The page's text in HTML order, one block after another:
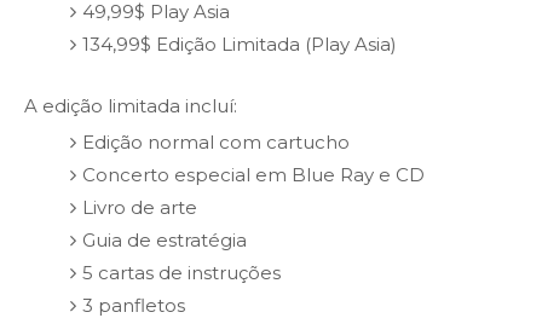
49,99$ Play Asia
134,99$ Edição Limitada (Play Asia)
A edição limitada incluí:
Edição normal com cartucho
Concerto especial em Blue Ray e CD
Livro de arte
Guia de estratégia
5 cartas de instruções
3 panfletos